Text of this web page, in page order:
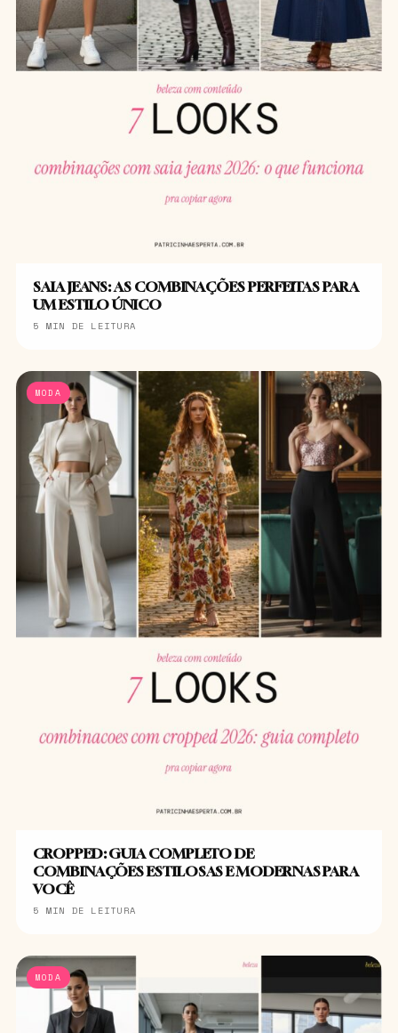
SAIA JEANS: AS COMBINAÇÕES PERFEITAS PARA
UM ESTILO ÚNICO
5 MIN DE LEITURA
MODA
CROPPED: GUIA COMPLETO DE
COMBINAÇÕES ESTILOSAS E MODERNAS PARA
VOCÊ
5 MIN DE LEITURA
MODA